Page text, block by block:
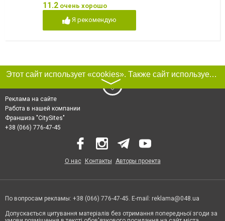
11.2 очень хорошо
Я рекомендую
Этот сайт использует «cookies». Также сайт использует интернет-сервис для сбора технических данных касательно посетителей с целью получения маркетинговой и статистической информации. Условия обработки данных посетителей сайта см.
〉
Реклама на сайте
Работа в нашей компании
Франшиза "CitySites"
+38 (066) 776-47-45
О нас Контакты Авторы проекта
По вопросам рекламы: +38 (066) 776-47-45. E-mail: reklama@048.ua
Допускається цитування матеріалів без отримання попередньої згоди за